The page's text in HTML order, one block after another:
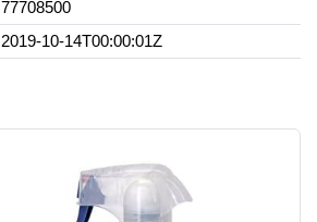
77708500
2019-10-14T00:00:01Z